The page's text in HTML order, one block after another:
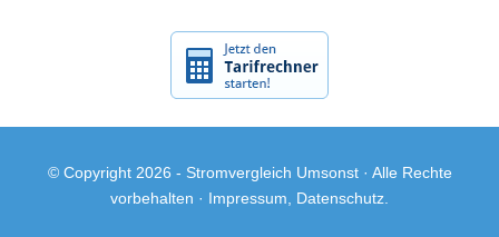
© Copyright 2026 - Stromvergleich Umsonst· Alle Rechte
vorbehalten · Impressum Datenschutz